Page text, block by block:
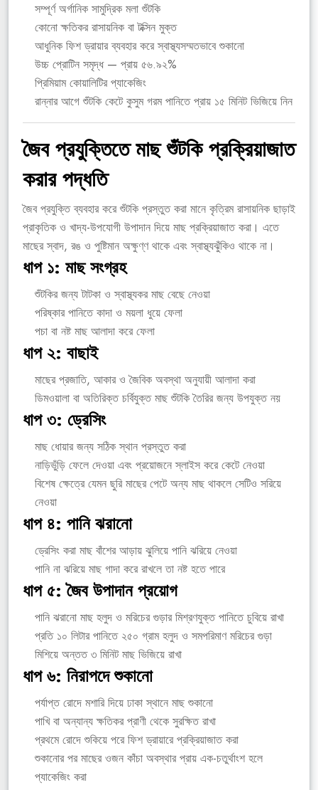
সম্পূর্ণ অর্গানিক সামুদ্রিক মলা শুঁটকি
কোনো ক্ষতিকর রাসায়নিক বা টক্সিন মুক্ত
আধুনিক ফিশ ড্রায়ার ব্যবহার করে স্বাস্থ্যসম্মতভাবে শুকানো
উচ্চ প্রোটিন সমৃদ্ধ — প্রায় ৫৬.৯২%
প্রিমিয়াম কোয়ালিটির প্যাকেজিং
রান্নার আগে শুঁটকি কেটে কুসুম গরম পানিতে প্রায় ১৫ মিনিট ভিজিয়ে নিন
জৈব প্রযুক্তিতে মাছ শুঁটকি প্রক্রিয়াজাত
করার পদ্ধতি
জৈব প্রযুক্তি ব্যবহার করে শুঁটকি প্রস্তুত করা মানে কৃত্রিম রাসায়নিক ছাড়াই
প্রাকৃতিক ও খাদ্য-উপযোগী উপাদান দিয়ে মাছ প্রক্রিয়াজাত করা। এতে
মাছের স্বাদ, রঙ ও পুষ্টিমান অক্ষুণ্ণ থাকে এবং স্বাস্থ্যঝুঁকিও থাকে না।
ধাপ ১: মাছ সংগ্রহ
শুঁটকির জন্য টাটকা ও স্বাস্থ্যকর মাছ বেছে নেওয়া
পরিষ্কার পানিতে কাদা ও ময়লা ধুয়ে ফেলা
পচা বা নষ্ট মাছ আলাদা করে ফেলা
ধাপ ২: বাছাই
মাছের প্রজাতি, আকার ও জৈবিক অবস্থা অনুযায়ী আলাদা করা
ডিমওয়ালা বা অতিরিক্ত চর্বিযুক্ত মাছ শুঁটকি তৈরির জন্য উপযুক্ত নয়
ধাপ ৩: ড্রেসিং
মাছ ধোয়ার জন্য সঠিক স্থান প্রস্তুত করা
নাড়িভুঁড়ি ফেলে দেওয়া এবং প্রয়োজনে স্লাইস করে কেটে নেওয়া
বিশেষ ক্ষেত্রে যেমন ছুরি মাছের পেটে অন্য মাছ থাকলে সেটিও সরিয়ে
নেওয়া
ধাপ ৪: পানি ঝরানো
ড্রেসিং করা মাছ বাঁশের আড়ায় ঝুলিয়ে পানি ঝরিয়ে নেওয়া
পানি না ঝরিয়ে মাছ গাদা করে রাখলে তা নষ্ট হতে পারে
ধাপ ৫: জৈব উপাদান প্রয়োগ
পানি ঝরানো মাছ হলুদ ও মরিচের গুড়ার মিশ্রণযুক্ত পানিতে চুবিয়ে রাখা
প্রতি ১০ লিটার পানিতে ২৫০ গ্রাম হলুদ ও সমপরিমাণ মরিচের গুড়া
মিশিয়ে অন্তত ৩ মিনিট মাছ ভিজিয়ে রাখা
ধাপ ৬: নিরাপদে শুকানো
পর্যাপ্ত রোদে মশারি দিয়ে ঢাকা স্থানে মাছ শুকানো
পাখি বা অন্যান্য ক্ষতিকর প্রাণী থেকে সুরক্ষিত রাখা
প্রথমে রোদে শুকিয়ে পরে ফিশ ড্রায়ারে প্রক্রিয়াজাত করা
শুকানোর পর মাছের ওজন কাঁচা অবস্থার প্রায় এক-চতুর্থাংশ হলে
প্যাকেজিং করা